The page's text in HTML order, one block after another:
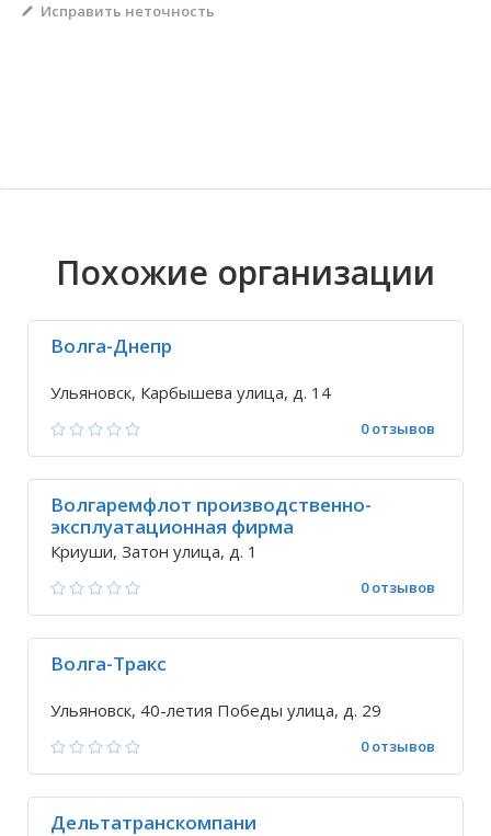
Исправить неточность
Похожие организации
Волга-Днепр
Ульяновск, Карбышева улица, д. 14
0 отзывов
Волгаремфлот производственно-
эксплуатационная фирма
Криуши, Затон улица, д. 1
0 отзывов
Волга-Тракс
Ульяновск, 40-летия Победы улица, д. 29
0 отзывов
Дельтатранскомпани